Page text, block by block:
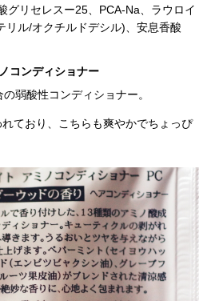
グリセレスー25、PCA-Na、ラウロイ
リル/オクチルドデシル)、安息香酸
コンディショナー
弱酸性コンディショナー。
ており、こちらも爽やかでちょっぴ